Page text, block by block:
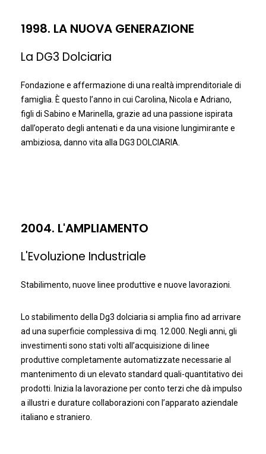
1998. LA NUOVA GENERAZIONE
La DG3 Dolciaria
Fondazione e affermazione di una realtà imprenditoriale di
famiglia. È questo l’anno in cui Carolina, Nicola e Adriano,
figli di Sabino e Marinella, grazie ad una passione ispirata
dall’operato degli antenati e da una visione lungimirante e
ambiziosa, danno vita alla DG3 DOLCIARIA.
2004. L'AMPLIAMENTO
L'Evoluzione Industriale
Stabilimento, nuove linee produttive e nuove lavorazioni.
Lo stabilimento della Dg3 dolciaria si amplia fino ad arrivare
ad una superficie complessiva di mq. 12.000. Negli anni, gli
investimenti sono stati volti all’acquisizione di linee
produttive completamente automatizzate necessarie al
mantenimento di un elevato standard quali-quantitativo dei
prodotti. Inizia la lavorazione per conto terzi che dà impulso
a illustri e durature collaborazioni con l’apparato aziendale
italiano e straniero.